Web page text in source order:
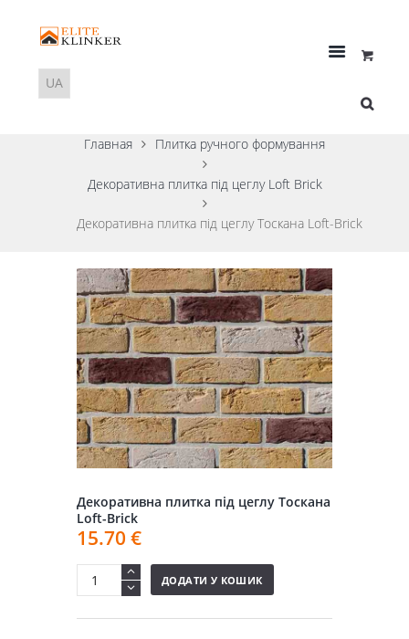
Главная Плитка ручного формування
Декоративна плитка під цеглу Loft Brick
Декоративна плитка під цеглу Тоскана Loft-Brick
Декоративна плитка під цеглу Тоскана
Loft-Brick
15.70 €
ДОДАТИ У КОШИК